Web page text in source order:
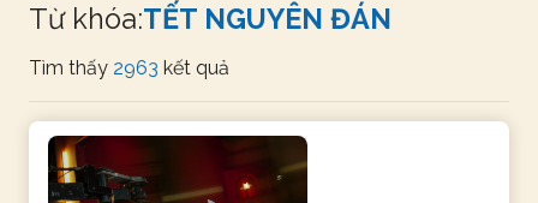
Từ khóa:TẾT NGUYÊN ĐÁN
Tìm thấy 2963 kết quả